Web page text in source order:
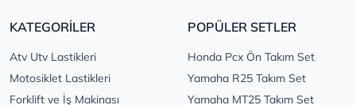
KATEGORİLER
Atv Utv Lastikleri
Motosiklet Lastikleri
Forklift ve İş Makinası
POPÜLER SETLER
Honda Pcx Ön Takım Set
Yamaha R25 Takım Set
Yamaha MT25 Takım Set